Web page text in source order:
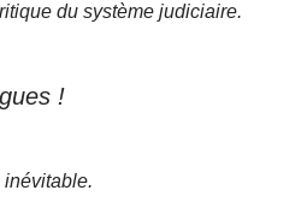
du système judiciaire.
!